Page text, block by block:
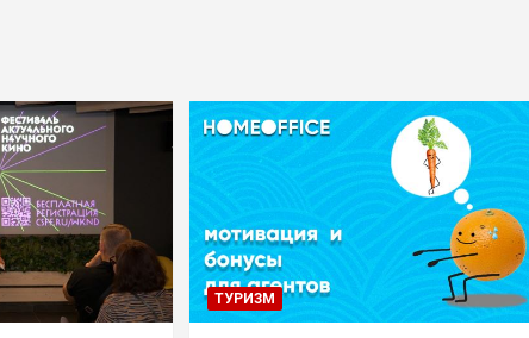
ТУРИЗМ